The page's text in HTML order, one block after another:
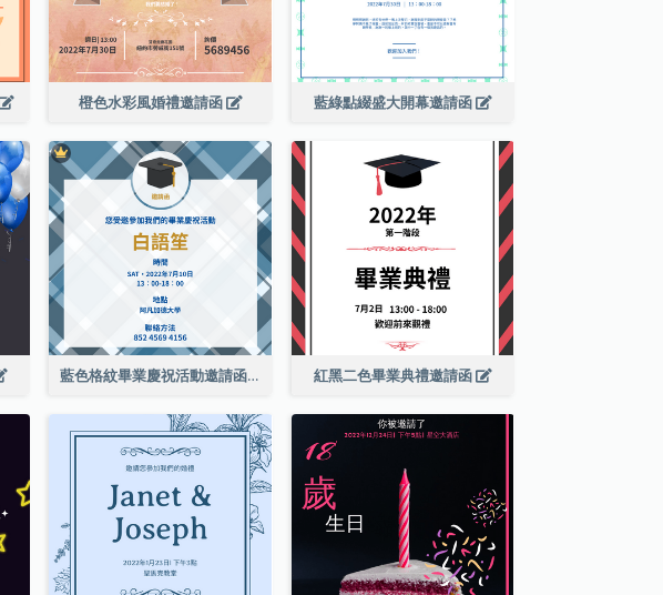
橙色水彩風婚禮邀請函 藍綠點綴盛大開幕邀請函
藍色格紋畢業慶祝活動邀請函 紅黑二色畢業典禮邀請函